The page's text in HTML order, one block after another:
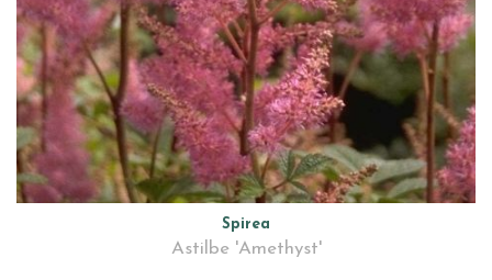
Spirea
Astilbe 'Amethyst'